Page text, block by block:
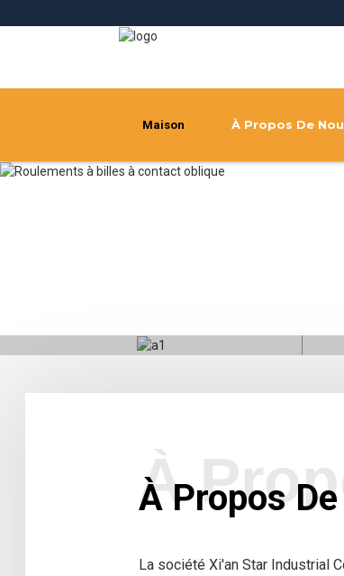
Maison À Propos De
À Propos
La société Xi'an Star Industrial